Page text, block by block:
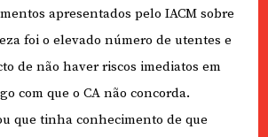
apresentados pelo IACM sobre
foi o elevado número de utentes e
de não haver riscos imediatos em
com que o CA não concorda.
que tinha conhecimento de que